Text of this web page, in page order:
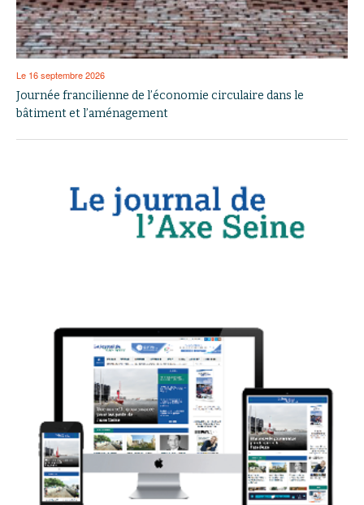
Le 16 septembre 2026
Journée francilienne de l’économie circulaire dans le
bâtiment et l’aménagement